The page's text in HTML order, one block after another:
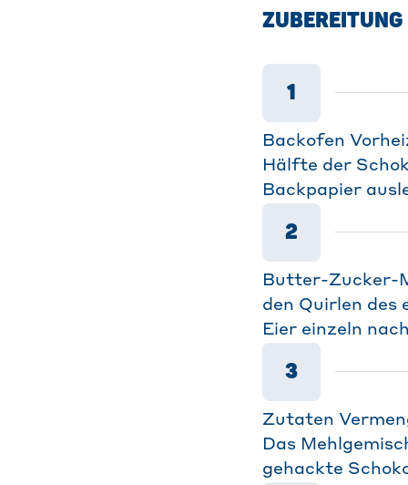
ZUBEREITUNG
1
Backofen
Hälfte der
Backpapier
2
Butter-Zucker-
den Quirlen des
Eier einzeln
3
Zutaten
Das
gehackte